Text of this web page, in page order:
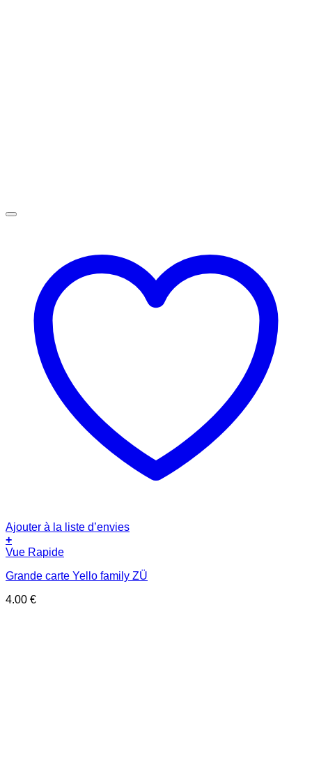
Ajouter à la liste d’envies
+
Vue Rapide
Grande carte Yello family ZÜ
4.00 €